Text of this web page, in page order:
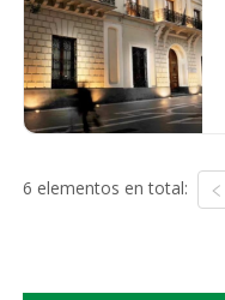
6 elementos en total: